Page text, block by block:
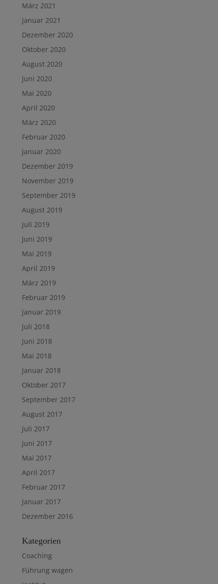
März 2021
Januar 2021
Dezember 2020
Oktober 2020
August 2020
Juni 2020
Mai 2020
April 2020
März 2020
Februar 2020
Januar 2020
Dezember 2019
November 2019
September 2019
August 2019
Juli 2019
Juni 2019
Mai 2019
April 2019
März 2019
Februar 2019
Januar 2019
Juli 2018
Juni 2018
Mai 2018
Januar 2018
Oktober 2017
September 2017
August 2017
Juli 2017
Juni 2017
Mai 2017
April 2017
Februar 2017
Januar 2017
Dezember 2016
Kategorien
Coaching
Führung wagen